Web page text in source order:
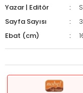
Yazar | Editör
Sayfa Sayısı
Ebat (cm)